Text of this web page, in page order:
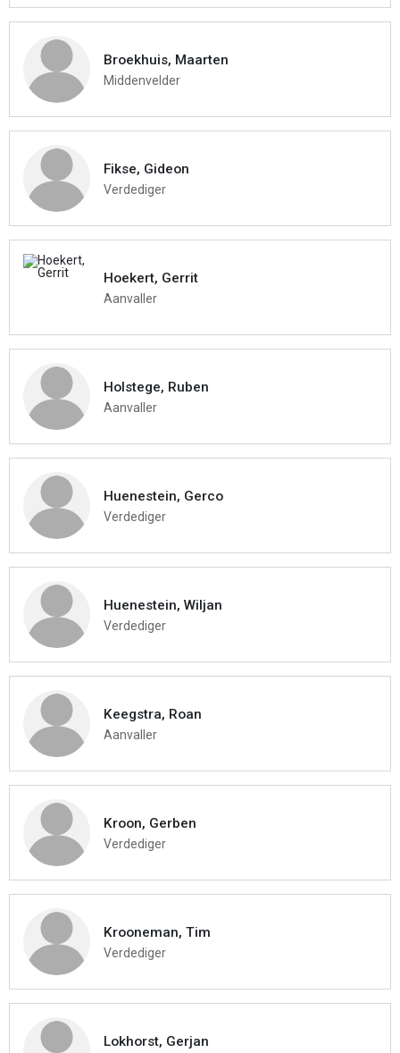
Broekhuis, Maarten
Middenvelder
Fikse, Gideon
Verdediger
Hoekert, Gerrit
Aanvaller
Holstege, Ruben
Aanvaller
Huenestein, Gerco
Verdediger
Huenestein, Wiljan
Verdediger
Keegstra, Roan
Aanvaller
Kroon, Gerben
Verdediger
Krooneman, Tim
Verdediger
Lokhorst, Gerjan